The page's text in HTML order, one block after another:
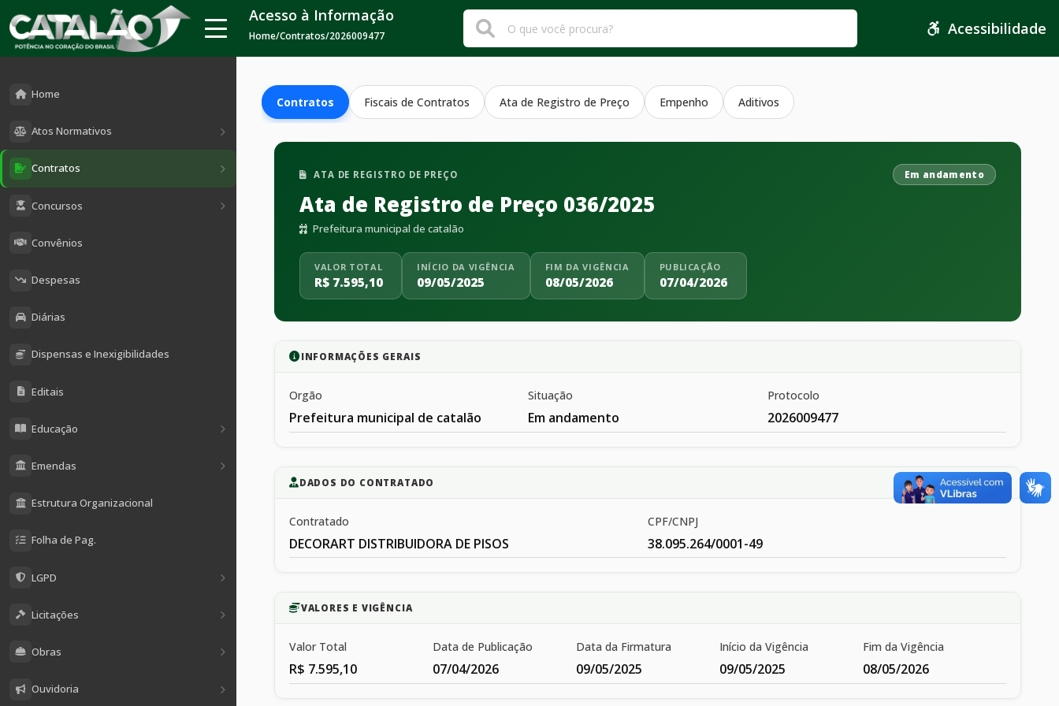
Home
Atos Normativos
Contratos
Concursos
Convênios
Despesas
Diárias
Dispensas e Inexigibilidades
Editais
Educação
Emendas
Estrutura Organizacional
Folha de Pag.
LGPD
Licitações
Obras
Ouvidoria
Acesso à Informação
Home/Contratos/2026009477 Acessibilidade
Contratos Fiscais de Contratos Ata de Registro de Preço Empenho Aditivos
ATA DE REGISTRO DE PREÇO Em andamento
Ata de Registro de Preço 036/2025
Prefeitura municipal de catalão
VALOR TOTAL
R$ 7.595,10
INÍCIO DA VIGÊNCIA
09/05/2025
FIM DA VIGÊNCIA
08/05/2026
PUBLICAÇÃO
07/04/2026
INFORMAÇÕES GERAIS
Orgão
Prefeitura municipal de catalão
Situação
Em andamento
Protocolo
2026009477
DADOS DO CONTRATADO
Contratado
DECORART DISTRIBUIDORA DE PISOS
CPF/CNPJ
38.095.264/0001-49
VALORES E VIGÊNCIA
Valor Total
R$ 7.595,10
Data de Publicação
07/04/2026
Data da Firmatura
09/05/2025
Início da Vigência
09/05/2025
Fim da Vigência
08/05/2026